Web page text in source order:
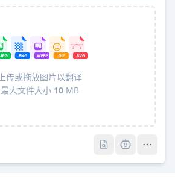
上传或拖放图片以翻译
最大文件大小 10 MB